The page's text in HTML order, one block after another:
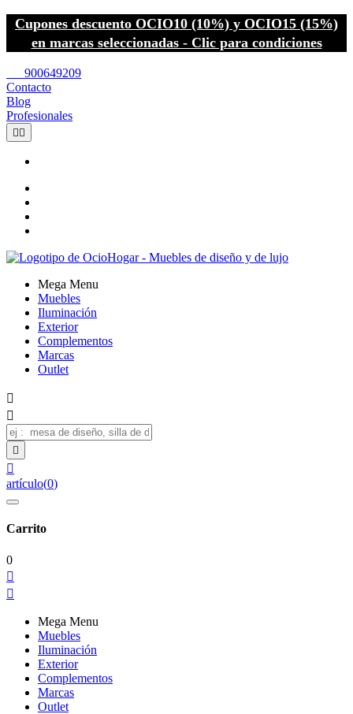
Cupones descuento OCIO10 (10%) y OCIO15 (15%)
en marcas seleccionadas - Clic para condiciones
900649209
Contacto
Blog
Profesionales
 
Mega Menu
Muebles
Iluminación
Exterior
Complementos
Marcas
Outlet




artículo(0)
Carrito
0


Mega Menu
Muebles
Iluminación
Exterior
Complementos
Marcas
Outlet